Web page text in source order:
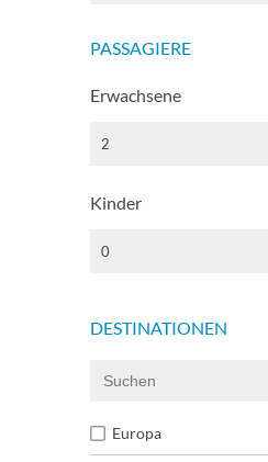
PASSAGIERE
Erwachsene
2
Kinder
0
DESTINATIONEN
Europa